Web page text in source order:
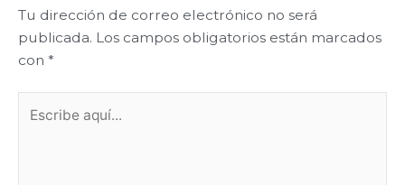
Tu dirección de correo electrónico no será
publicada. Los campos obligatorios están marcados
con *
aquí...